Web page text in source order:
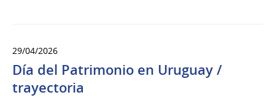
29/04/2026
Día del Patrimonio en Uruguay /
trayectoria